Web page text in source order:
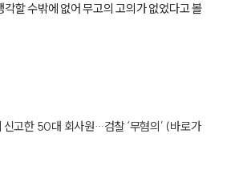
할 수밖에 없어 무고의 고의가 없었다고 볼
신고한 50대 회사원…검찰 ‘무혐의’ (바로가